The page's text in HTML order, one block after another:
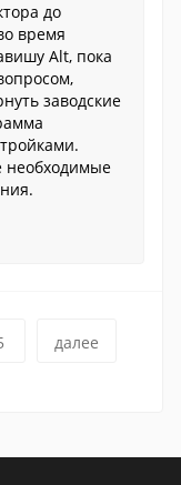
до
время
Alt, пока
заводские
необходимые
далее